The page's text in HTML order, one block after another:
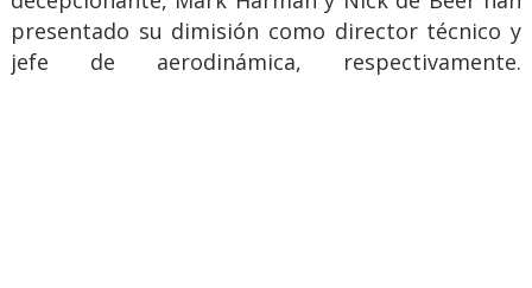
presentado su dimisión como director técnico y
jefe de aerodinámica, respectivamente.